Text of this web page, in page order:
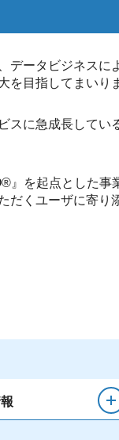
ータビジネスに
目指してまいり
スに急成長してい
を起点とした事
だくユーザに寄